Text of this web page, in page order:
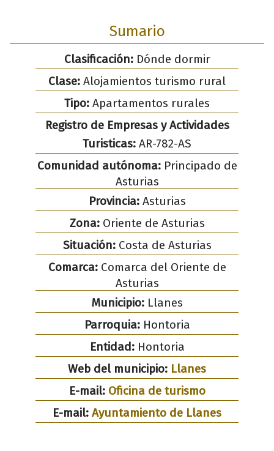
Sumario
Clasificación:Dónde dormir
Clase: Alojamientos turismo rural
Tipo: Apartamentos rurales
Registro de Empresas y Actividades
Turisticas: AR-782-AS
Comunidad autónoma:Principado de
Asturias
Provincia:Asturias
Zona:Oriente de Asturias
Situación:Costa de Asturias
Comarca:Comarca del Oriente de
Asturias
Municipio: Llanes
Parroquia:Hontoria
Entidad:Hontoria
Web del municipio: Llanes
E-mail: Oficina de turismo
E-mail: Ayuntamiento de Llanes